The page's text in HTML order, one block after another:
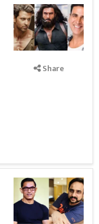
Share